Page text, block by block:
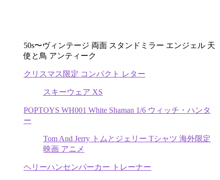
50s〜ヴィンテージ 両面 スタンドミラー エンジェル 天
使と鳥 アンティーク
クリスマス限定 コンパクト レター
スキーウェア XS
POPTOYS WH001 White Shaman 1/6 ウィッチ・ハンタ
ー
Tom And Jerry トムとジェリー Tシャツ 海外限定
映画 アニメ
ヘリーハンセンパーカー トレーナー